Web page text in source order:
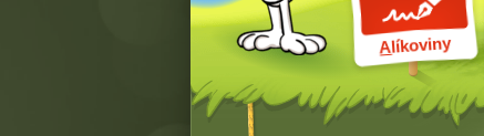
Alíkoviny